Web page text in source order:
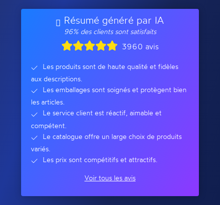
Résumé généré par IA
96% des clients sont satisfaits
3960 avis
Les produits sont de haute qualité et fidèles
aux descriptions.
Les emballages sont soignés et protègent bien
les articles.
Le service client est réactif, aimable et
compétent.
Le catalogue offre un large choix de produits
variés.
Les prix sont compétitifs et attractifs.
Voir tous les avis